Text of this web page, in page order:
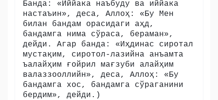
Банда: «Иййака наъбуду ва иййака
настаъин», деса, Аллоҳ: «Бу Мен
билан бандам орасидаги аҳд,
бандамга нима сўраса, бераман»,
дейди. Агар банда: «Иҳдинас сиротал
мустақим, сиротол-лазийна анъамта
ъалайҳим ғойрил мағзуби алайҳим
валаззооллийн», деса, Аллоҳ: «Бу
бандамга хос, бандамга сўраганини
бердим», дейди.)